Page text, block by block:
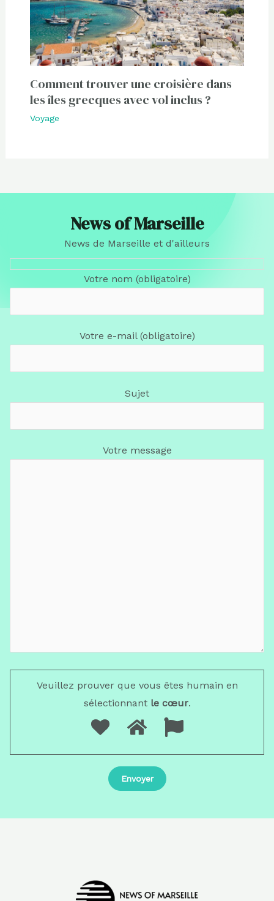
Comment trouver une croisière dans
les îles grecques avec vol inclus ?
Voyage
News of Marseille
News de Marseille et d'ailleurs
Votre nom (obligatoire)
Votre e-mail (obligatoire)
Sujet
Votre message
Veuillez prouver que vous êtes humain en
sélectionnantle cœur.